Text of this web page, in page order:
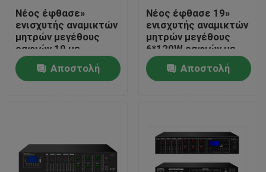
Βίντεο
Νέος έφθασε»
ενισχυτής αναμικτών
μητρών μεγέθους
ραφιών 19 με
USB/SD/FM/BT
Αποστολή
Νέος έφθασε 19»
ενισχυτής αναμικτών
μητρών μεγέθους
6*120W ραφιών με
USB/SD/FM/BT
Αποστολή